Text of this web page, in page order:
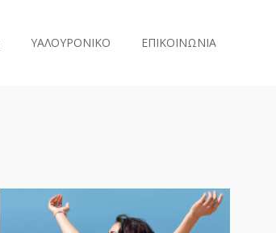
ΥΑΛΟΥΡΟΝΙΚΟ ΕΠΙΚΟΙΝΩΝΙΑ